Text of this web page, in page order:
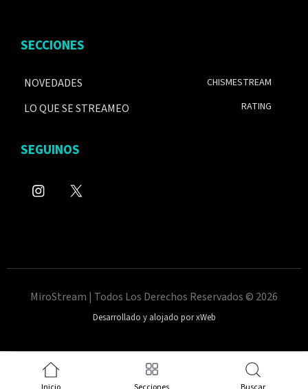
SECCIONES
NOVEDADES
LO QUE SE STREAMEO
CHISMESTREAM
RATING
SEGUINOS
MiroStream | Todos Los Derechos Reservados © 2026
Desarrollado y alojado por xWeb